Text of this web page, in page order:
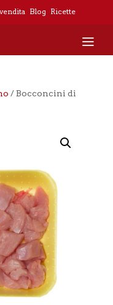
Blog Ricette
/ Bocconcini di